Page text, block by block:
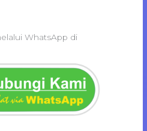
WhatsApp di